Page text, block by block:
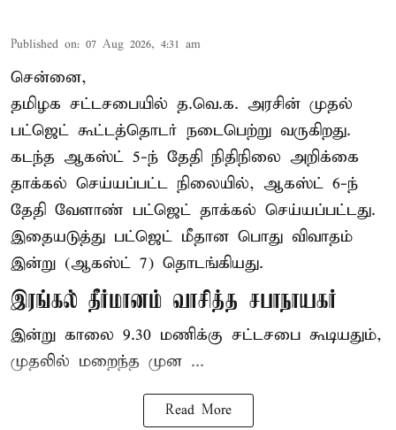
Published on: 07 Aug 2026, 4:31 am
சென்னை,
தமிழக சட்டசபையில் த.வெ.க. அரசின் முதல்
பட்ஜெட் கூட்டத்தொடர் நடைபெற்று வருகிறது.
கடந்த ஆகஸ்ட் 5-ந் தேதி நிதிநிலை அறிக்கை
தாக்கல் செய்யப்பட்ட நிலையில், ஆகஸ்ட் 6-ந்
தேதி வேளாண் பட்ஜெட் தாக்கல் செய்யப்பட்டது.
இதையடுத்து பட்ஜெட் மீதான பொது விவாதம்
இன்று (ஆகஸ்ட் 7) தொடங்கியது.
இரங்கல் தீர்மானம் வாசித்த சபாநாயகர்
இன்று காலை 9.30 மணிக்கு சட்டசபை கூடியதும்,
முதலில் மறைந்த முன ...
Read More